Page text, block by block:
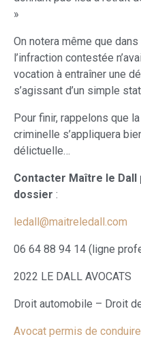
»
On notera même que
l’infraction contestée
vocation à entraîner une
s’agissant d’un simple
Pour finir, rappelons que
criminelle s’appliquera
délictuelle…
Contacter Maître le
dossier :
ledall@maitreledall.com
06 64 88 94 14 (ligne
2022 LE DALL AVOCATS
Droit automobile – Droit
Avocat permis de conduire